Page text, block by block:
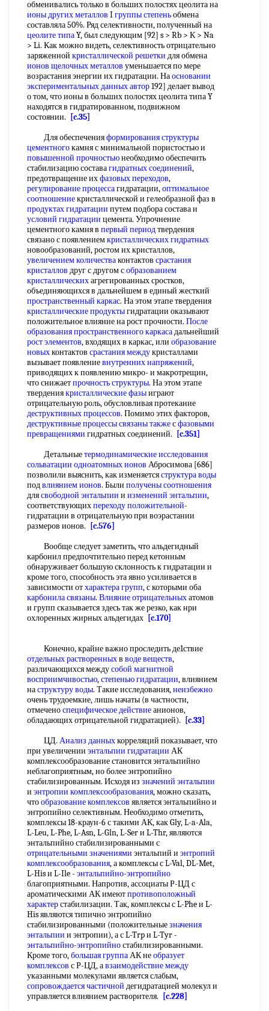
обменивались только в больших полостях цеолита на
ионы других металлов Iгруппы степеньобмена
составляла 50%. Ряд селективности, полученный на
цеолите типаY, был следующим [92] s > Rb > К > Na
> Li. Как можно видеть, селективность отрицательно
заряженной кристаллической решетки для обмена
ионов щелочных металлов уменьшается по мере
возрастания энергии их гидратации. Наосновании
экспериментальныхданных автор192] делает вывод
о том, что ионы в больших полостях цеолита типа Y
находятся в гидратированном, подвижном
состоянии.
[c.35]
Для обеспеченияформирования структуры
цементногокамня с минимальной пористостью и
повышенной прочностьюнеобходимо обеспечить
стабилизацию составагидратных соединений,
предотвращение ихфазовых переходов,
регулирование процессагидратации,оптимальное
соотношениекристаллической и гелеобразной фаз в
продуктах гидратации путем подбора состава и
условий гидратации цемента. Упрочнение
цементного камня в первый периодтвердения
связано с появлениемкристаллических гидратных
новообразований, ростом их кристаллов,
увеличением количестваконтактов срастания
кристаллов друг с другом собразованием
кристаллическихагрегированных сростков,
объединяющихся в дальнейшем в единый жесткий
пространственный каркас. На этом этапе твердения
кристаллические продуктыгидратации оказывают
положительное влияние на рост прочности. После
образованияпространственного каркасадальнейший
рост элементов, входящих в каркас, или образование
новыхконтактов срастания междукристаллами
вызывает появлениевнутренних напряжений,
приводящих к появлению микро- и макротрещин,
что снижаетпрочность структуры. На этом этапе
твердениякристаллические фазыиграют
отрицательную роль, обусловливая протекание
деструктивных процессов. Помимо этих факторов,
деструктивные процессысвязаны такжесфазовыми
превращениями гидратных соединений.
[c.351]
Детальныетермодинамические исследования
сольватации одноатомных ионов Абросимова [686]
позволили выяснить, как изменяетсяструктура воды
подвлиянием ионов. Были получены соотношения
длясвободной энтальпии и изменений энтальпии,
соответствующихпереходу положительной-
гидратации в отрицательную при воэрастании
размеров ионов.
[c.576]
Вообще следует заметить, что альдегидный
карбонил предпочтительно перед кетонным
обнаруживает большую склонность к гидратации и
кроме того, способность эта явно усиливается в
зависимости отхарактера групп, с которыми оба
карбонила связаны. Влияние отрицательныхатомов
и групп сказывается здесь так же резко, как нри
охлоренных жирных альдегидах [c.170]
Конечно, крайне важно проследить де1ствие
отдельных растворенныхв воде веществ,
различающихся междусобой магнитной
восприимчивостью,степенью гидратации, влиянием
наструктуру воды. Такие исследования,неизбежно
очень трудоемкие, лишь начаты (в частности,
отмеченоспецифическое действиеанионов,
обладающих отрицательной гидратацией).
[c.33]
ЦД. Анализ данныхкорреляций показывает, что
при увеличении энтальпии гидратации АК
комплексообразование становится энтальпийно
неблагоприятным, но более энтропийно
стабилизированным. Исходя из значений энтальпии
и энтропии комплексообразования, можно сказать,
чтообразование комплексов является энтальпийно и
энтропийно селективным. Необходимо отметить,
комплексы 18-краун-6 с такими АК, как Gly, L-a-Ala,
L-Leu, L-Phe, L-Asn, L-Gln, L-Ser и L-Thr, являются
энтальпийно стабилизированными с
отрицательными значениями энтальпий и энтропий
комплексообразования, а комплексы с L-Val, DL-Met,
L-His и L-Ile - энтальпийно-энтропийно
благоприятными. Напротив, ассоциаты Р-ЦД с
ароматическими АК имеютпротивоположный
характерстабилизации. Так, комплексы с L-Phe и L-
His являются типично энтропийно
стабилизированными (положительныезначения
энтальпии и энтропии), а с L-Trp и L-Tyr -
энтальпийно-энтропийностабилизированными.
Кроме того,большая группаАК необразует
комплексов с Р-ЦД, авзаимодействие между
указанными молекулами является слабым,
сопровождается частичной дегидратацией молекул и
управляется влиянием растворителя.
[c.228]